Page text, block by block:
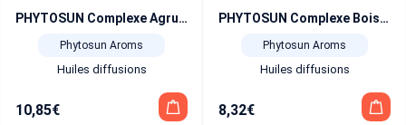
PHYTOSUN Complexe Agrumes pour Diffuseur 30 ml
Phytosun Aroms
Huiles diffusions
10,85€
PHYTOSUN Complexe Boisé Fleuri pour Diffuseur 30 ml
Phytosun Aroms
Huiles diffusions
8,32€